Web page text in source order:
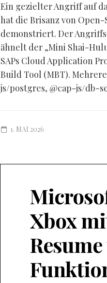
Ein gezielter Angriff auf
hat die Brisanz von
demonstriert. Der
ähnelt der „Mini Shai-
SAPs Cloud Application
Build Tool (MBT).
js/postgres, @cap-js/db-
1. MAI 2026
Xbox